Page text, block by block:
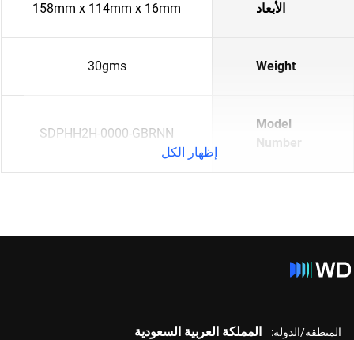
الأبعاد 158mm x 114mm x 16mm
Weight
30gms
Model
Number
SDPHH2H-0000-GBRNN
إظهار الكل
المنطقة/الدولة: المملكة العربية السعودية